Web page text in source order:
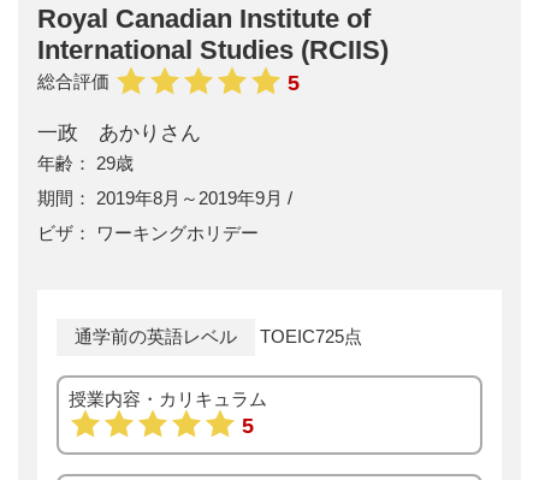
Royal Canadian Institute of
International Studies (RCIIS)
総合評価 5
一政 あかりさん
29歳
2019年8月～2019年9月
ワーキングホリデー
通学前の英語レベル TOEIC725点
授業内容・カリキュラム
5